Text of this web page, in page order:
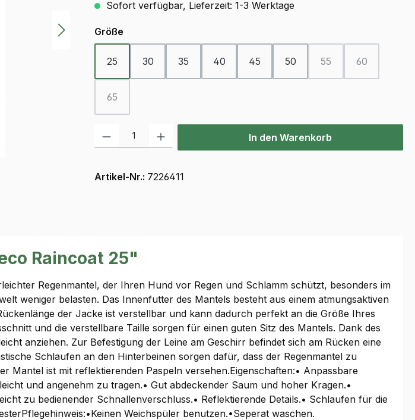
Sofort verfügbar, Lieferzeit: 1-3 Werktage
Größe
25 30 35 40 45 50 55
(Diese Option ist
60
(Diese
65
(Diese Option ist zurzeit nicht verfügbar.)
Produkt Anzahl: Gib den gewünschten Wert ein oder benutze die Schaltflächen
In den Warenkorb
Artikel-Nr.: 7226411
Raincoat 25"
Regenmantel, der Ihren Hund vor Regen und Schlamm schützt, besonders im
weniger belasten. Das Innenfutter des Mantels besteht aus einem atmungsaktiven
der Jacke ist verstellbar und kann dadurch perfekt an die Größe Ihres
und die verstellbare Taille sorgen für einen guten Sitz des Mantels. Dank des
anziehen. Zur Befestigung der Leine am Geschirr befindet sich am Rücken eine
Schlaufen an den Hinterbeinen sorgen dafür, dass der Regenmantel zu
ist mit reflektierenden Paspeln versehen.Eigenschaften:• Anpassbare
und angenehm zu tragen.• Gut abdeckender Saum und hoher Kragen.•
zu bedienender Schnallenverschluss.• Reflektierende Details.• Schlaufen für die
Weichspüler benutzen.•Seperat waschen.